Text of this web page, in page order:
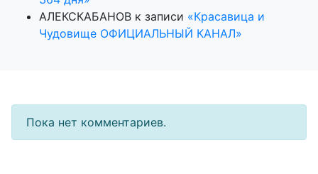
АЛЕКСКАБАНОВ к записи «Красавица и
Чудовище ОФИЦИАЛЬНЫЙ КАНАЛ»
Пока нет комментариев.